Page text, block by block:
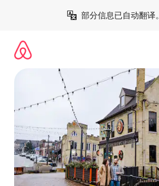
部分信息已自动翻译。